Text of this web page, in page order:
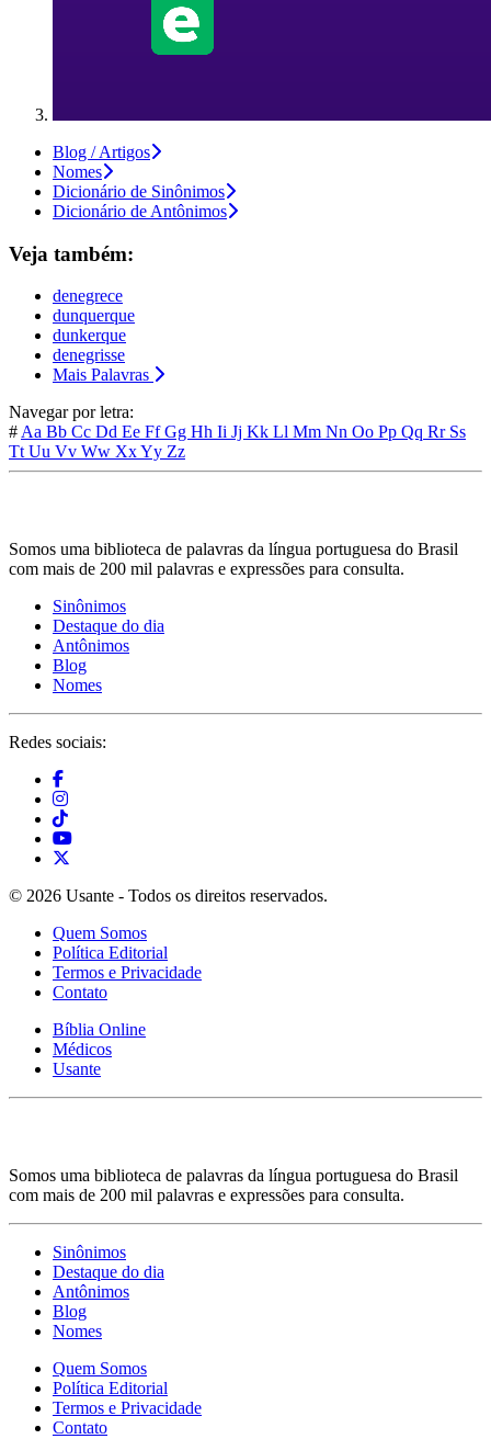
Blog / Artigos
Nomes
Dicionário de Sinônimos
Dicionário de Antônimos
Veja também:
denegrece
dunquerque
dunkerque
denegrisse
Mais Palavras
Navegar por letra:
# Aa Bb Cc Dd Ee FfGg Hh Ii Jj Kk Ll Mm Nn Oo Pp Qq Rr Ss
Tt Uu Vv Ww XxYy Zz
Somos uma biblioteca de palavras da língua portuguesa do Brasil
com mais de 200 mil palavras e expressões para consulta.
Sinônimos
Destaque do dia
Antônimos
Blog
Nomes
Redes sociais:
© 2026 Usante - Todos os direitos reservados.
Quem Somos
Política Editorial
Termos e Privacidade
Contato
Bíblia Online
Médicos
Usante
Somos uma biblioteca de palavras da língua portuguesa do Brasil
com mais de 200 mil palavras e expressões para consulta.
Sinônimos
Destaque do dia
Antônimos
Blog
Nomes
Quem Somos
Política Editorial
Termos e Privacidade
Contato